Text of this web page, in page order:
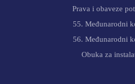
Prava i obaveze
55. Međunarodni
56. Međunarodni
Obuka za